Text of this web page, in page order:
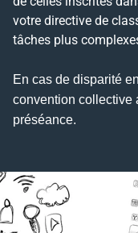
votre directive de
tâches plus
En cas de disparité
convention collective
préséance.